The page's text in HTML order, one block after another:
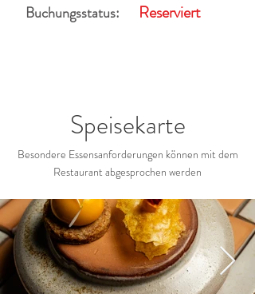
Buchungsstatus: Reserviert
Speisekarte
Besondere Essensanforderungen können mit dem
Restaurant abgesprochen werden